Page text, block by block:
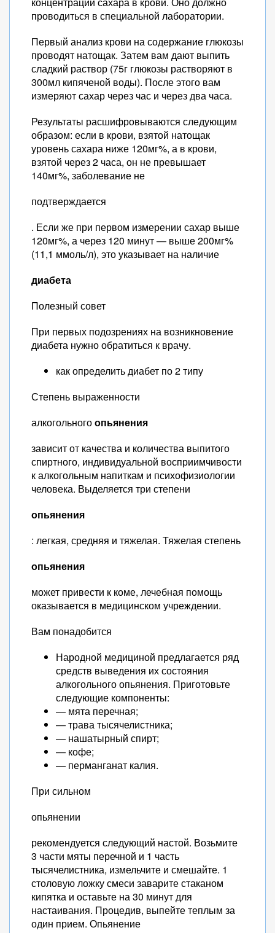
проводиться в специальной лаборатории.
Первый анализ крови на содержание глюкозы
проводят натощак. Затем вам дают выпить
сладкий раствор (75г глюкозы растворяют в
300мл кипяченой воды). После этого вам
измеряют сахар через час и через два часа.
Результаты расшифровываются следующим
образом: если в крови, взятой натощак
уровень сахара ниже 120мг%, а в крови,
взятой через 2 часа, он не превышает
140мг%, заболевание не
подтверждается
. Если же при первом измерении сахар выше
120мг%, а через 120 минут — выше 200мг%
(11,1 ммоль/л), это указывает на наличие
диабета
Полезный совет
При первых подозрениях на возникновение
диабета нужно обратиться к врачу.
как определить диабет по 2 типу
Степень выраженности
алкогольногоопьянения
зависит от качества и количества выпитого
спиртного, индивидуальной восприимчивости
к алкогольным напиткам и психофизиологии
человека. Выделяется три степени
опьянения
: легкая, средняя и тяжелая. Тяжелая степень
опьянения
может привести к коме, лечебная помощь
оказывается в медицинском учреждении.
Вам понадобится
Народной медициной предлагается ряд
средств выведения их состояния
алкогольного опьянения. Приготовьте
следующие компоненты:
— мята перечная;
— трава тысячелистника;
— нашатырный спирт;
— кофе;
— перманганат калия.
При сильном
опьянении
рекомендуется следующий настой. Возьмите
3 части мяты перечной и 1 часть
тысячелистника, измельчите и смешайте. 1
столовую ложку смеси заварите стаканом
кипятка и оставьте на 30 минут для
настаивания. Процедив, выпейте теплым за
один прием. Опьянение